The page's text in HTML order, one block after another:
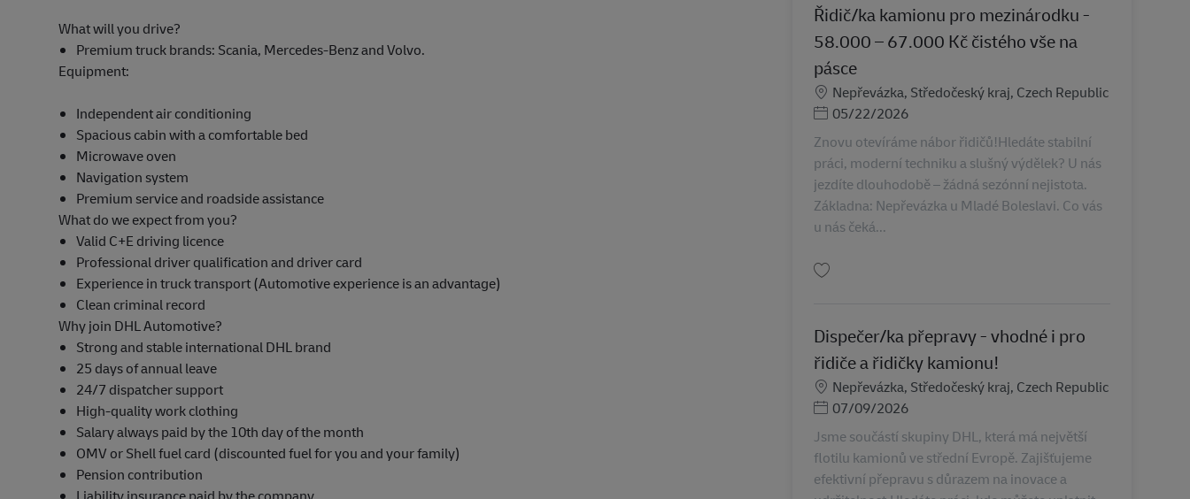
What will you drive?
Premium truck brands: Scania, Mercedes-Benz and Volvo.
Equipment:
Independent air conditioning
Spacious cabin with a comfortable bed
Microwave oven
Navigation system
Premium service and roadside assistance
What do we expect from you?
Valid C+E driving licence
Professional driver qualification and driver card
Experience in truck transport (Automotive experience is an advantage)
Clean criminal record
Why join DHL Automotive?
Strong and stable international DHL brand
25 days of annual leave
24/7 dispatcher support
High-quality work clothing
Salary always paid by the 10th day of the month
OMV or Shell fuel card (discounted fuel for you and your family)
Pension contribution
Liability insurance paid by the company
Řidič/ka kamionu pro mezinárodku -
58.000 – 67.000 Kč čistého vše na
pásce
Sijainti
Nepřevázka, Středočeský kraj, Czech Republic
Posted Date
05/22/2026
Znovu otevíráme nábor řidičů!Hledáte stabilní
práci, moderní techniku a slušný výdělek? U nás
jezdíte dlouhodobě – žádná sezónní nejistota.
Základna: Nepřevázka u Mladé Boleslavi. Co vás
u nás čeká...
Dispečer/ka přepravy - vhodné i pro
řidiče a řidičky kamionu!
Sijainti
Nepřevázka, Středočeský kraj, Czech Republic
Posted Date
07/09/2026
Jsme součástí skupiny DHL, která má největší
flotilu kamionů ve střední Evropě. Zajišťujeme
efektivní přepravu s důrazem na inovace a